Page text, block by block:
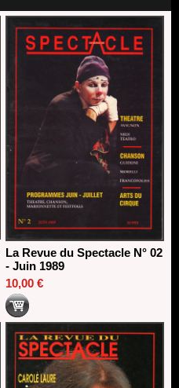
La Revue du Spectacle N° 02
- Juin 1989
10,00 €